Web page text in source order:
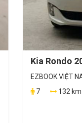
Kia Rondo
EZBOOK VIỆT
7
132 km